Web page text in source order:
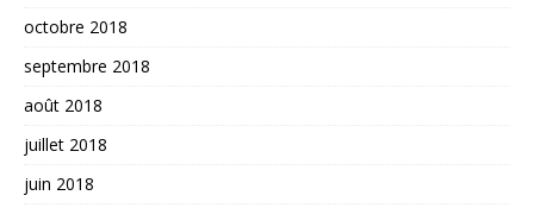
octobre 2018
septembre 2018
août 2018
juillet 2018
juin 2018